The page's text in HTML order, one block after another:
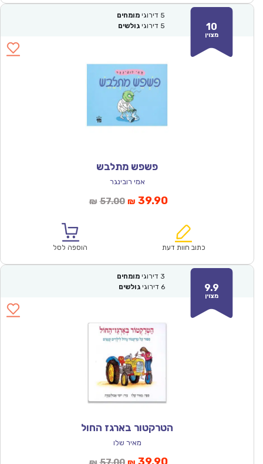
10
מצוין
5 דירוגי מומחים
5 דירוגי גולשים
פשפש מתלבש
אמי רובינגר
₪ 57.00המחיר
₪57.00.
₪ 39.90המחיר
הוא:
כתוב חוות דעת הוספה לסל
9.9
מצוין
3 דירוגי מומחים
6 דירוגי גולשים
הטרקטור בארגז החול
מאיר שלו
המחיר המחיר